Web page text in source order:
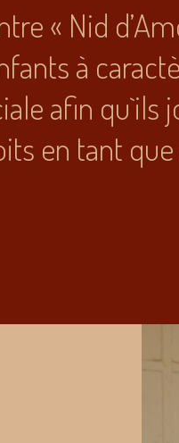
« Nid
à
afin qu`ils
en tant